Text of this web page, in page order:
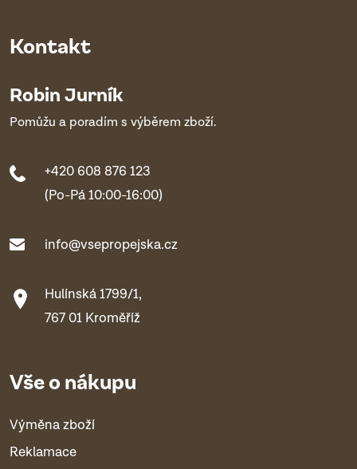
Kontakt
Robin Jurník
Pomůžu a poradím s výběrem zboží.
+420 608 876 123
(Po-Pá 10:00-16:00)
info@vsepropejska.cz
Hulínská 1799/1,
767 01 Kroměříž
Vše o nákupu
Výměna zboží
Reklamace